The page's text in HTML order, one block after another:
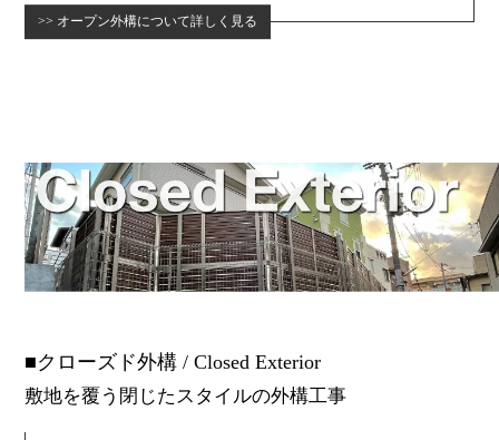
オープン外構について詳しく見る
クローズド外構 / Closed Exterior
敷地を覆う閉じたスタイルの外構工事